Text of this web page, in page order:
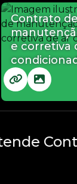
Contrato de
e corretiva